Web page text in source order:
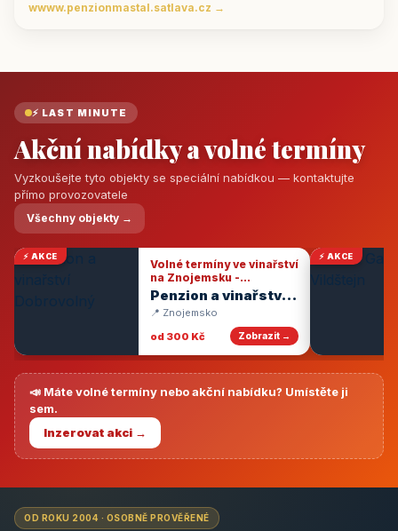
wwww.penzionmastal.satlava.cz →
⚡ LAST MINUTE
Akční nabídky a volné termíny
Vyzkoušejte tyto objekty se speciální nabídkou — kontaktujte
přímo provozovatele
Všechny objekty →
⚡ AKCE
Volné termíny ve vinařství
na Znojemsku -
degustace vín
Penzion a vinařství
Dobrovolný
📍 Znojemsko
od 300 Kč
Zobrazit →
⚡ AKCE
📣 Máte volné termíny nebo akční nabídku? Umístěte ji
sem.
Inzerovat akci →
OD ROKU 2004 · OSOBNĚ PROVĚŘENÉ